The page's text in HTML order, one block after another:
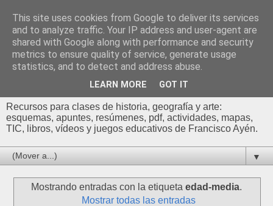
Profesor Francisco |
Recursos de Geografía,
Historia y Arte
Recursos para clases de historia, geografía y arte:
esquemas, apuntes, resúmenes, pdf, actividades, mapas,
TIC, libros, vídeos y juegos educativos de Francisco Ayén.
▼
Mostrando entradas con la etiqueta edad-media.
Mostrar todas las entradas
This site uses cookies from Google to deliver its services
and to analyze traffic. Your IP address and user-agent are
shared with Google along with performance and security
metrics to ensure quality of service, generate usage
statistics, and to detect and address abuse.
LEARN MORE GOT IT